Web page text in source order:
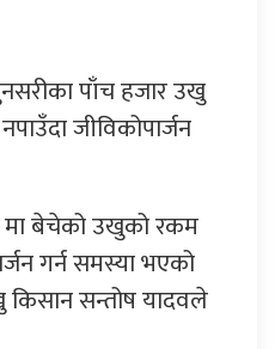
पाँच हजार उखु
जीविकोपार्जन
मा बेचेको उखुको रकम
गर्न समस्या भएको
सन्तोष यादवले